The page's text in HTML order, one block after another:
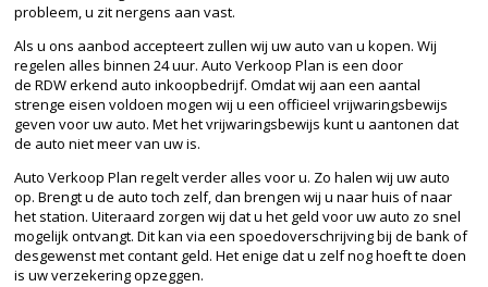
probleem, u zit nergens aan vast.
Als u ons aanbod accepteert zullen wij uw auto van u kopen. Wij
regelen alles binnen 24 uur. Auto Verkoop Plan is een door
deRDWerkend auto inkoopbedrijf. Omdat wij aan een aantal
strenge eisen voldoen mogen wij u een officieel vrijwaringsbewijs
geven voor uw auto. Met het vrijwaringsbewijs kunt u aantonen dat
de auto niet meer van uw is.
Auto Verkoop Plan regelt verder alles voor u. Zo halen wij uw auto
op. Brengt u de auto toch zelf, dan brengen wij u naar huis of naar
het station. Uiteraard zorgen wij dat u het geld voor uw auto zo snel
mogelijk ontvangt. Dit kan via een spoedoverschrijving bij de bank of
desgewenst met contant geld. Het enige dat u zelf nog hoeft te doen
is uw verzekering opzeggen.